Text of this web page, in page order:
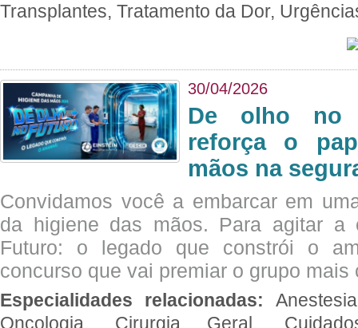
Transplantes, Tratamento da Dor,
30/04/2026
De olho no
reforça o
mãos na
Convidamos você a embarcar em
da higiene das mãos. Para agitar a
Futuro: o legado que constrói o
concurso que vai premiar o grupo mais
Especialidades relacionadas:
Oncologia, Cirurgia Geral,